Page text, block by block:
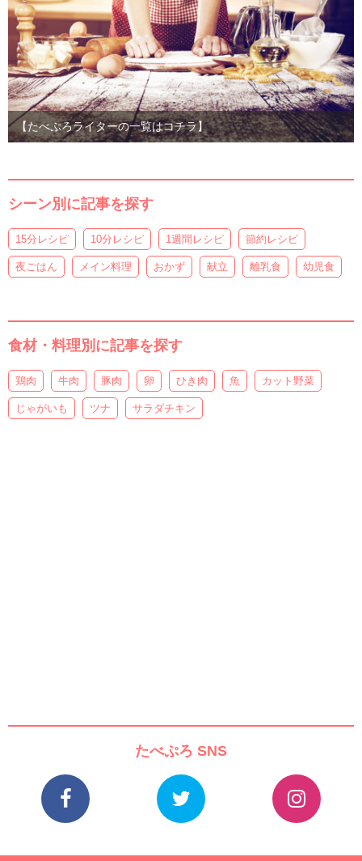
【たべぷろライターの一覧はコチラ】
シーン別に記事を探す
15分レシピ 10分レシピ 1週間レシピ 節約レシピ
夜ごはん メイン料理 おかず 献立 離乳食 幼児食
食材・料理別に記事を探す
鶏肉 牛肉 豚肉 卵 ひき肉 魚 カット野菜
じゃがいも ツナ サラダチキン
たべぷろ SNS